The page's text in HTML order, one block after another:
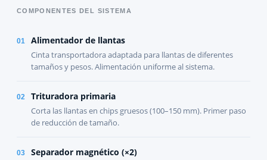
COMPONENTES DEL SISTEMA
01 Alimentador de llantas
Cinta transportadora adaptada para llantas de diferentes
tamaños y pesos. Alimentación uniforme al sistema.
02 Trituradora primaria
Corta las llantas en chips gruesos (100–150 mm). Primer paso
de reducción de tamaño.
03 Separador magnético (×2)